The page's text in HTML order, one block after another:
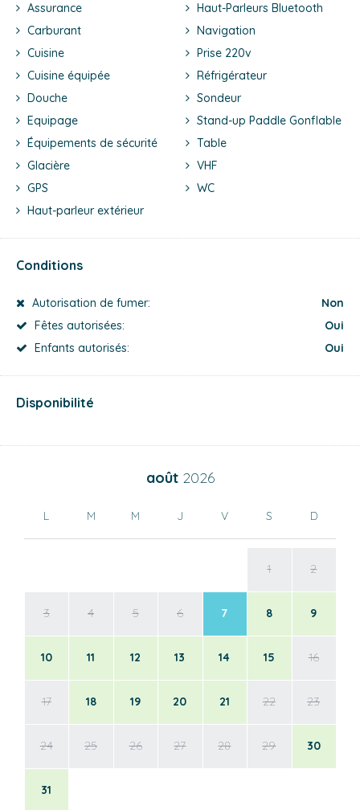
Assurance
Carburant
Cuisine
Cuisine équipée
Douche
Equipage
Équipements de sécurité
Glacière
GPS
Haut-parleur extérieur
Haut-Parleurs Bluetooth
Navigation
Prise 220v
Réfrigérateur
Sondeur
Stand-up Paddle Gonflable
Table
VHF
WC
Conditions
Autorisation de fumer:
Non
Fêtes autorisées:
Oui
Enfants autorisés:
Oui
Disponibilité
août 2026
L M M J V S D
1 2
3 4 5 6 7 8 9
10 11 12 13 14 15 16
17 18 19 20 21 22 23
24 25 26 27 28 29 30
31